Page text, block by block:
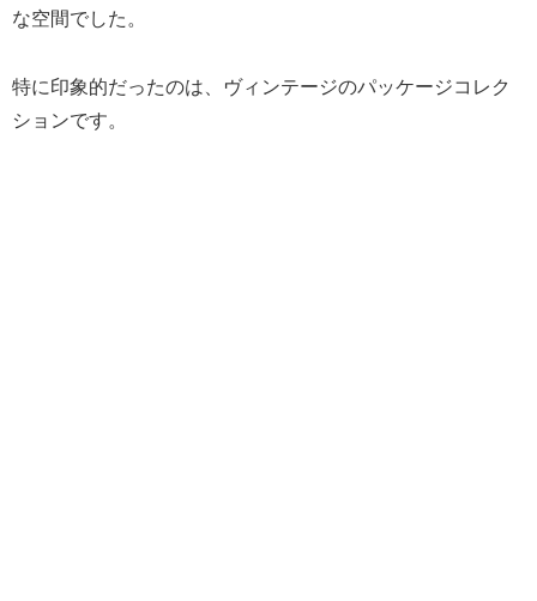
な空間でした。
特に印象的だったのは、ヴィンテージのパッケージコレク
ションです。